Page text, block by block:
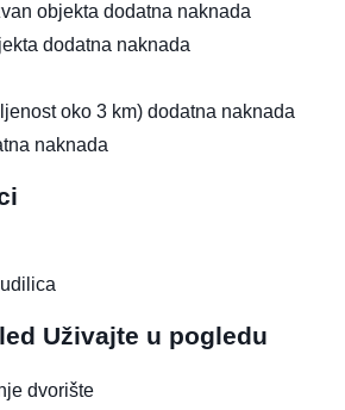
objekta dodatna naknada
dodatna naknada
oko 3 km) dodatna naknada
naknada
Uživajte u pogledu
dvorište